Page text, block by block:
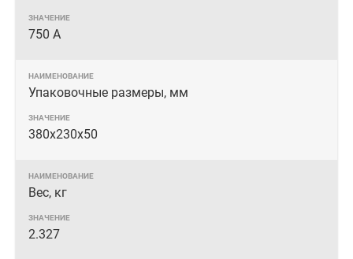
750 А
Упаковочные размеры, мм
380х230х50
Вес, кг
2.327